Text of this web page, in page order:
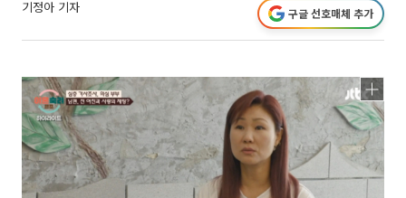
기정아 기자 구글 선호매체 추가